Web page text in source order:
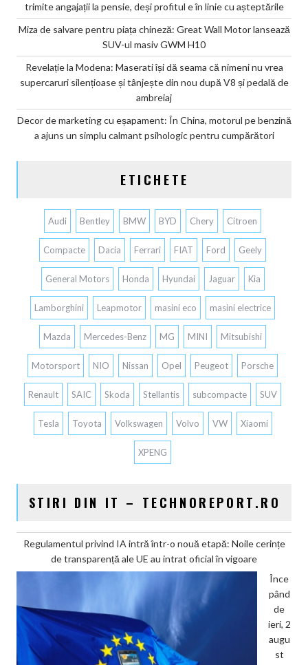
trimite angajații la pensie, deși profitul e în linie cu așteptările
Miza de salvare pentru piața chineză: Great Wall Motor lansează
SUV-ul masiv GWM H10
Revelație la Modena: Maserati își dă seama că nimeni nu vrea
supercaruri silențioase și tânjește din nou după V8 și pedală de
ambreiaj
Decor de marketing cu eșapament: În China, motorul pe benzină
a ajuns un simplu calmant psihologic pentru cumpărători
ETICHETE
Audi Bentley BMW BYD Chery Citroen
Compacte Dacia Ferrari FIAT Ford Geely
General Motors Honda Hyundai Jaguar Kia
Lamborghini Leapmotor masini eco masini electrice
Mazda Mercedes-Benz MG MINI Mitsubishi
Motorsport NIO Nissan Opel Peugeot Porsche
Renault SAIC Skoda Stellantis subcompacte SUV
Tesla Toyota Volkswagen Volvo VW Xiaomi
XPENG
STIRI DIN IT – TECHNOREPORT.RO
Regulamentul privind IA intră într-o nouă etapă: Noile cerințe
de transparență ale UE au intrat oficial în vigoare
Înce
pând
de
ieri, 2
augu
st